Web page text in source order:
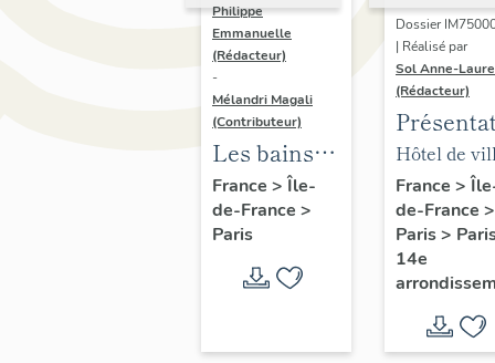
Philippe
Emmanuelle
(Rédacteur)
-
Mélandri Magali
(Contributeur)
Les bains
douches
municipaux
de la ville
de Paris
France > Île-
de-France >
Paris
Dossier
| Réalisé par
Sol Anne-Laure
(Rédacteur)
du
de la
annexe
Hôtel de
annexe
France >
de-France >
Paris>
14e